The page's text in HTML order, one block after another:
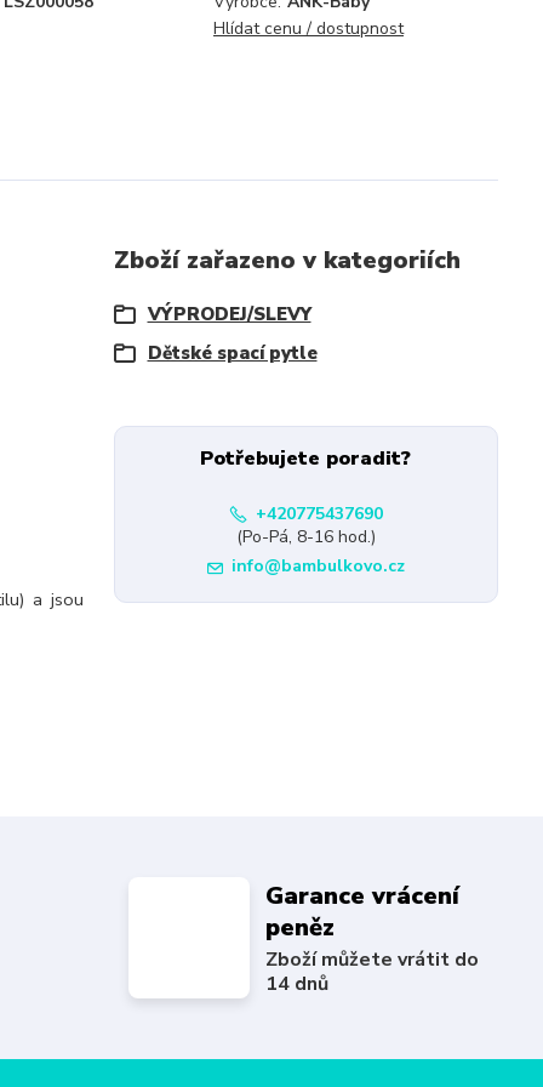
Hlídat cenu / dostupnost
a jsou
Zboží zařazeno v kategoriích
VÝPRODEJ/SLEVY
Dětské spací pytle
Potřebujete poradit?
+420775437690
(Po-Pá, 8-16 hod.)
info@bambulkovo.cz
Garance vrácení
peněz
Zboží můžete vrátit do
14 dnů